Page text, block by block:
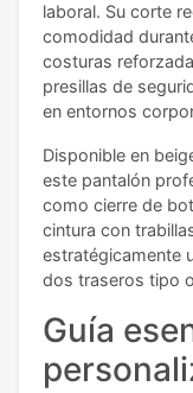
laboral. Su corte
comodidad
costuras
presillas de
en entornos
Disponible en
este pantalón
como cierre de
cintura con
estratégicamente
dos traseros tipo
Guía